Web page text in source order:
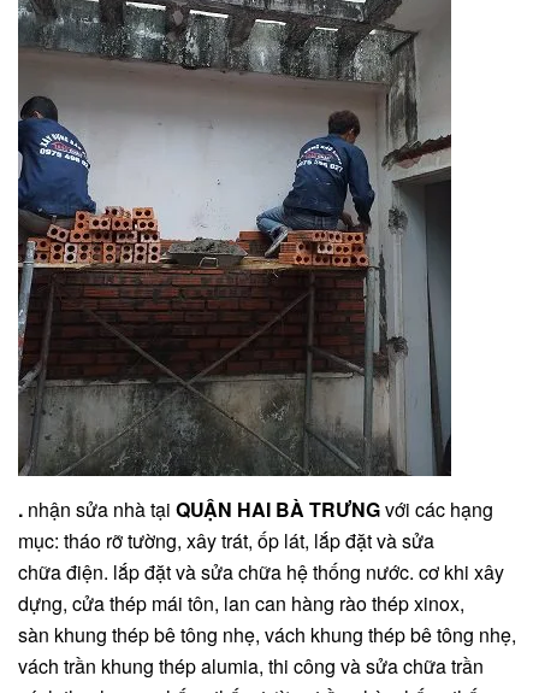
. nhận sửa nhà tại QUẬN HAI BÀ TRƯNGvới các hạng
mục: tháo rỡ tường, xây trát, ốp lát, lắp đặt và sửa
chữa điện. lắp đặt và sửa chữa hệ thống nước. cơ khi xây
dựng, cửa thép mái tôn, lan can hàng rào thép xinox,
sàn khung thép bê tông nhẹ, vách khung thép bê tông nhẹ,
vách trần khung thép alumia, thi công và sửa chữa trần